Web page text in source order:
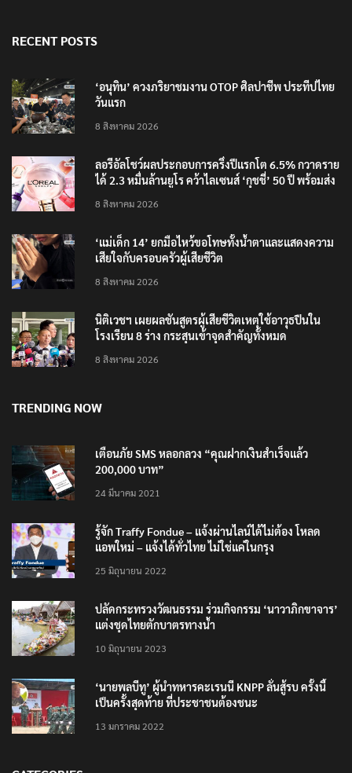
RECENT POSTS
‘อนุทิน’ ควงภริยาชมงาน OTOP ศิลปาชีพ ประทีปไทย
วันแรก
8 สิงหาคม 2026
ลอรีอัลโชว์ผลประกอบการครึ่งปีแรกโต 6.5% กวาดราย
ได้ 2.3 หมื่นล้านยูโร คว้าไลเซนส์ ‘กุชชี่’ 50 ปี พร้อมส่ง
8 สิงหาคม 2026
‘แม่เด็ก 14’ ยกมือไหว้ขอโทษทั้งน้ำตาและแสดงความ
เสียใจกับครอบครัวผู้เสียชีวิต
8 สิงหาคม 2026
นิติเวชฯ เผยผลชันสูตรผู้เสียชีวิตเหตุใช้อาวุธปืนใน
โรงเรียน 8 ร่าง กระสุนเข้าจุดสำคัญทั้งหมด
8 สิงหาคม 2026
TRENDING NOW
เตือนภัย SMS หลอกลวง “คุณฝากเงินสำเร็จแล้ว
200,000 บาท”
24 มีนาคม 2021
รู้จัก Traffy Fondue – แจ้งผ่านไลน์ได้ไม่ต้อง โหลด
แอพใหม่ – แจ้งได้ทั่วไทย ไม่ใช่แค่ในกรุง
25 มิถุนายน 2022
ปลัดกระทรวงวัฒนธรรม ร่วมกิจกรรม ‘นาวาภิกขาจาร’
แต่งชุดไทยตักบาตรทางน้ำ
10 มิถุนายน 2023
‘นายพลบีทู’ ผู้นำทหารคะเรนนี KNPP ลั่นสู้รบ ครั้งนี้
เป็นครั้งสุดท้าย ที่ประชาชนต้องชนะ
13 มกราคม 2022